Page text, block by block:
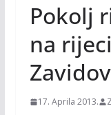
Pokolj
na
17. Aprila 2013.